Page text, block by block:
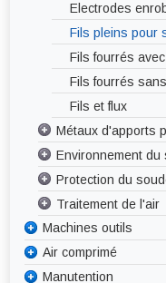
Générateurs
Générateurs
Torches MIG-
Pièces
Soudage TIG
Générateurs
Générateurs
Torche TIG
Pièces
Soudage MMA -
Soudage à la
Soudage
Electrodes
Fils pleins pour
Fils fourrés
Fils fourrés
Fils et flux
Métaux d'apports
Brasure forte
Brasure tendre
Décapants
Environnement du
Abrasif
Affûteuse
Bridage – Fixation
Chanfreineuse
Décapeur
Protection du
Corps
Mains
Pieds
Tête
Traitement de l'air
Aspiration
Aspiration mobile
Aspirations
Machines outils
Tôlerie
Cisailles
Mécanique
Air comprimé
Traitement de l'air
Manutention